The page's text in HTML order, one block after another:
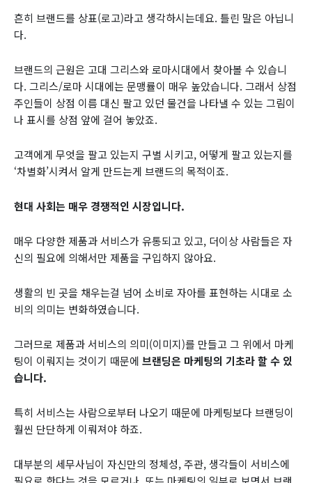
흔히 브랜드를 상표(로고)라고 생각하시는데요. 틀린 말은 아닙니
다.
브랜드의 근원은 고대 그리스와 로마시대에서 찾아볼 수 있습니
다. 그리스/로마 시대에는 문맹률이 매우 높았습니다. 그래서 상점
주인들이 상점 이름 대신 팔고 있던 물건을 나타낼 수 있는 그림이
나 표시를 상점 앞에 걸어 놓았죠.
고객에게 무엇을 팔고 있는지 구별 시키고, 어떻게 팔고 있는지를
‘차별화’시켜서 알게 만드는게 브랜드의 목적이죠.
현대 사회는 매우 경쟁적인 시장입니다.
매우 다양한 제품과 서비스가 유통되고 있고, 더이상 사람들은 자
신의 필요에 의해서만 제품을 구입하지 않아요.
생활의 빈 곳을 채우는걸 넘어 소비로 자아를 표현하는 시대로 소
비의 의미는 변화하였습니다.
그러므로 제품과 서비스의 의미(이미지)를 만들고 그 위에서 마케
팅이 이뤄지는 것이기 때문에 브랜딩은 마케팅의 기초라 할 수 있
습니다.
특히 서비스는 사람으로부터 나오기 때문에 마케팅보다 브랜딩이
훨씬 단단하게 이뤄져야 하죠.
대부분의 세무사님이 자신만의 정체성, 주관, 생각들이 서비스에